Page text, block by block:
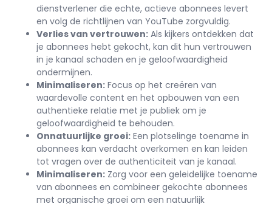
dienstverlener die echte, actieve abonnees levert
en volg de richtlijnen van YouTube zorgvuldig.
Verlies van vertrouwen: Als kijkers ontdekken dat
je abonnees hebt gekocht, kan dit hun vertrouwen
in je kanaal schaden en je geloofwaardigheid
ondermijnen.
Minimaliseren: Focus op het creëren van
waardevolle content en het opbouwen van een
authentieke relatie met je publiek om je
geloofwaardigheid te behouden.
Onnatuurlijke groei: Een plotselinge toename in
abonnees kan verdacht overkomen en kan leiden
tot vragen over de authenticiteit van je kanaal.
Minimaliseren: Zorg voor een geleidelijke toename
van abonnees en combineer gekochte abonnees
met organische groei om een natuurlijk